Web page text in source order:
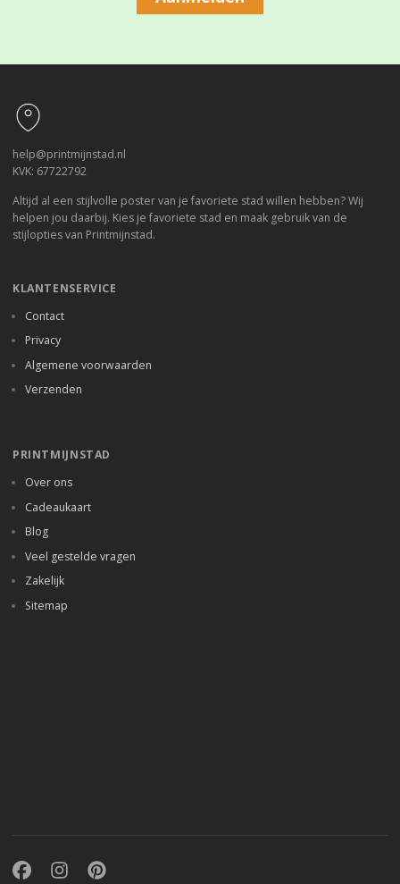
help@printmijnstad.nl
KVK: 67722792
Altijd al een stijlvolle poster van je favoriete stad willen hebben? Wij
helpen jou daarbij. Kies je favoriete stad en maak gebruik van de
stijlopties van Printmijnstad.
KLANTENSERVICE
Contact
Privacy
Algemene voorwaarden
Verzenden
PRINTMIJNSTAD
Over ons
Cadeaukaart
Blog
Veel gestelde vragen
Zakelijk
Sitemap
FacebookInstagramPinterest